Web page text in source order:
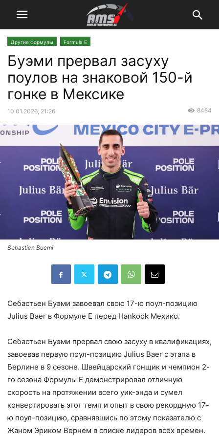
Другие формулы Formula E
Буэми прервал засуху
поулов на знаковой 150-й
гонке в Мексике
10.01.2026, 21:26 8484
Sebastien Buemi
Себастьен Буэми завоевал свою 17-ю поул-позицию
Julius Baer в Формуле Е перед Hankook Мехико.
Себастьен Буэми прервал свою засуху в квалификациях,
завоевав первую поул-позицию Julius Baer с этапа в
Берлине в 9 сезоне. Швейцарский гонщик и чемпион 2-
го сезона Формулы Е демонстрировал отличную
скорость на протяжении всего уик-энда и сумел
конвертировать этот темп и опыт в свою рекордную 17-
ю поул-позицию, сравнявшись по этому показателю с
Жаном Эриком Вернем в списке лидеров всех времен.